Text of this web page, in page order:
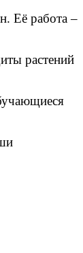
Её работа –
растений